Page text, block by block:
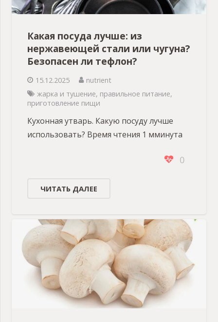
Какая посуда лучше: из
нержавеющей стали или чугуна?
Безопасен ли тефлон?
15.12.2025
nutrient
жарка и тушение, правильное питание,
приготовление пищи
Кухонная утварь. Какую посуду лучше
использовать? Время чтения 1 мминута
0
ЧИТАТЬ ДАЛЕЕ